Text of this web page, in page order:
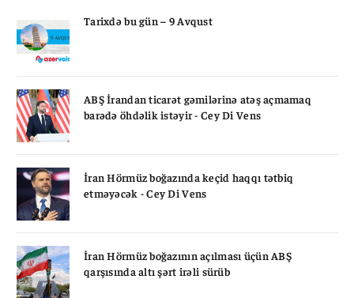
Tarixdə bu gün – 9 Avqust
ABŞ İrandan ticarət gəmilərinə atəş açmamaq
barədə öhdəlik istəyir - Cey Di Vens
İran Hörmüz boğazında keçid haqqı tətbiq
etməyəcək - Cey Di Vens
İran Hörmüz boğazının açılması üçün ABŞ
qarşısında altı şərt irəli sürüb